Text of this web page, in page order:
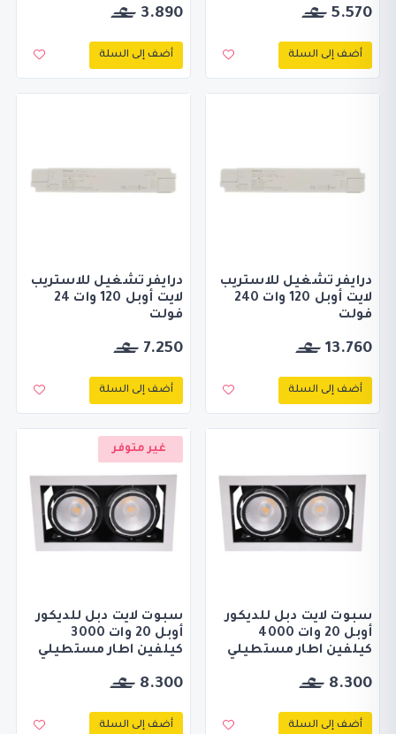
5.570
أضف إلى السلة
3.890
أضف إلى السلة
درايفر تشغيل للاستريب
لايت أوبل 120 وات 240
فولت
13.760
أضف إلى السلة
درايفر تشغيل للاستريب
لايت أوبل 120 وات 24
فولت
7.250
أضف إلى السلة
سبوت لايت دبل للديكور
أوبل 20 وات 4000
كيلفين اطار مستطيلي
8.300
أضف إلى السلة
غير متوفر
سبوت لايت دبل للديكور
أوبل 20 وات 3000
كيلفين اطار مستطيلي
8.300
أضف إلى السلة